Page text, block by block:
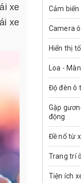
xe
xe
Cảm
Camera
Hiển thị
Loa -
Độ đèn ô
Gập
động
Đề nổ từ
Trang trí
Tiện ích